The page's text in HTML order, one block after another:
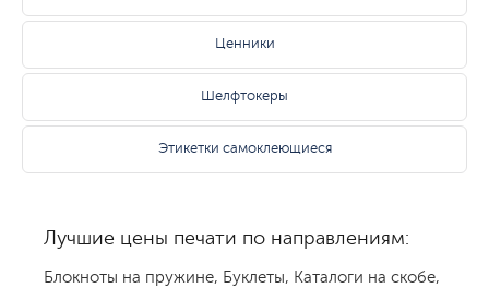
Ценники
Шелфтокеры
Этикетки самоклеющиеся
Лучшие цены печати по направлениям:
Блокноты на пружине, Буклеты, Каталоги на скобе,